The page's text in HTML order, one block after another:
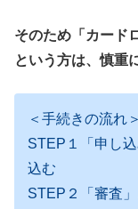
そのため「カード
という方は、慎重
＜手続きの流れ＞
STEP１「申し
込む
STEP２「審査